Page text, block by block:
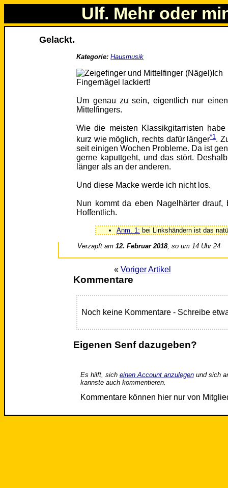
Ulf. Mehr oder
Gelackt.
Kategorie: Hausmusik
Fingernägel lackiert!
Um genau zu sein, eigentlich nur
Mittelfingers.
Wie die meisten Klassikgitarristen
kurz wie möglich, rechts dafür länger*1.
seit einigen Wochen Probleme. Da ist
gerne kaputtgeht, und das stört.
länger als an der anderen.
Und diese Macke werde ich nicht los.
Nun kommt da eben Nagelhärter
Hoffentlich.
Anm. 1: bei Linkshändern ist das
Verzapft am12. Februar 2018, so um 14 Uhr 24
« Voriger Artikel
Kommentare
Noch keine Kommentare - Schreibe
Eigenen Senf dazugeben?
Es hilft, sich einen Account anzulegenund sich
kannste auch kommentieren.
Kommentare können hier nur von